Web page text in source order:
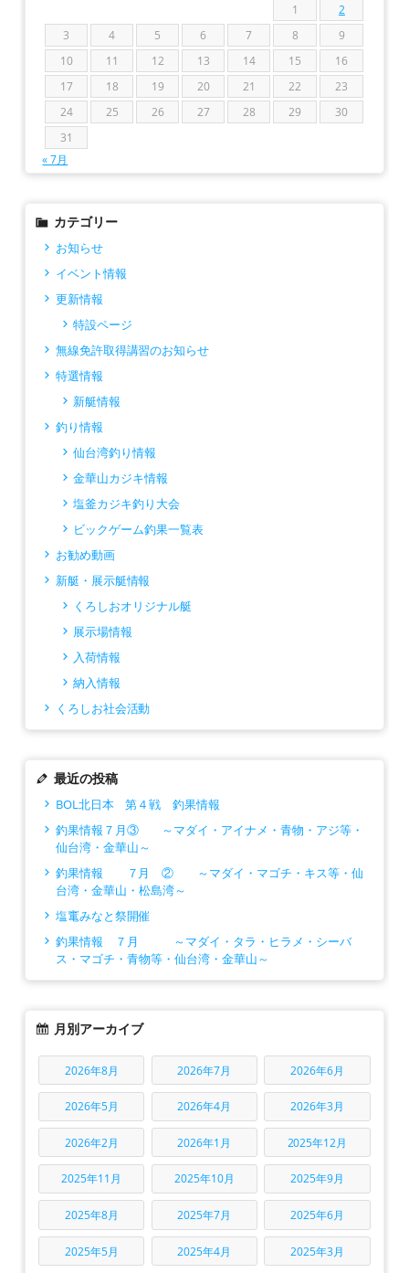
1
2
3
4 5 6 7 8
9
10
11 12 13 14 15
16
17
18 19 20 21 22
23
24
25 26 27 28 29
30
31
« 7月
カテゴリー
お知らせ
イベント情報
更新情報
特設ページ
無線免許取得講習のお知らせ
特選情報
新艇情報
釣り情報
仙台湾釣り情報
金華山カジキ情報
塩釜カジキ釣り大会
ビックゲーム釣果一覧表
お勧め動画
新艇・展示艇情報
くろしおオリジナル艇
展示場情報
入荷情報
納入情報
くろしお社会活動
最近の投稿
BOL北日本 第４戦 釣果情報
釣果情報７月③ ～マダイ・アイナメ・青物・アジ等・
仙台湾・金華山～
釣果情報 ７月 ② ～マダイ・マゴチ・キス等・仙
台湾・金華山・松島湾～
塩竃みなと祭開催
釣果情報 ７月 ～マダイ・タラ・ヒラメ・シーバ
ス・マゴチ・青物等・仙台湾・金華山～
月別アーカイブ
2026年8月 2026年7月 2026年6月
2026年5月 2026年4月 2026年3月
2026年2月 2026年1月 2025年12月
2025年11月 2025年10月 2025年9月
2025年8月 2025年7月 2025年6月
2025年5月 2025年4月 2025年3月